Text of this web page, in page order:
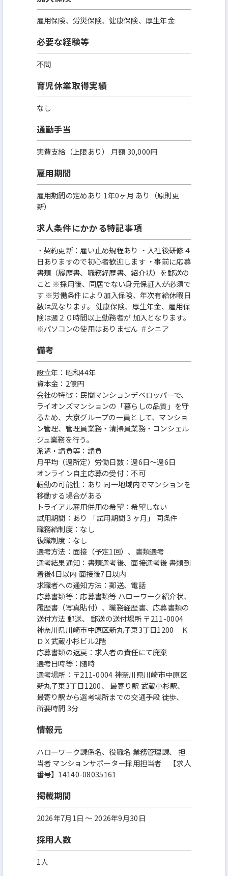
雇用保険、労災保険、健康保険、厚生年金
必要な経験等
不問
育児休業取得実績
なし
通勤手当
実費支給（上限あり） 月額 30,000円
雇用期間
雇用期間の定めあり 1年0ヶ月 あり（原則更
新）
求人条件にかかる特記事項
・契約更新：雇い止め規程あり ・入社後研修４
日ありますので初心者歓迎します ・事前に応募
書類（履歴書、職務経歴書、紹介状）を郵送の
こと ※採用後、同居でない身元保証人が必須で
す ※労働条件により加入保険、年次有給休暇日
数は異なります。 健康保険、厚生年金、雇用保
険は週２０時間以上勤務者が 加入となります。
※パソコンの使用はありません ＃シニア
備考
設立年：昭和44年
資本金：2億円
会社の特徴：民間マンションデベロッパーで、
ライオンズマンションの「暮らしの品質」を守
るため、大京グループの一員として、マンショ
ン管理、管理員業務・清掃員業務・コンシェル
ジュ業務を行う。
派遣・請負等：請負
月平均（週所定）労働日数：週6日～週6日
オンライン自主応募の受付：不可
転勤の可能性：あり 同一地域内でマンションを
移動する場合がある
トライアル雇用併用の希望：希望しない
試用期間：あり 「試用期間３ヶ月」 同条件
職務給制度：なし
復職制度：なし
選考方法：面接（予定1回）、書類選考
選考結果通知：書類選考後、面接選考後 書類到
着後4日以内 面接後7日以内
求職者への通知方法：郵送、電話
応募書類等：応募書類等 ハローワーク紹介状、
履歴書（写真貼付）、職務経歴書、応募書類の
送付方法 郵送、 郵送の送付場所 〒211-0004
神奈川県川崎市中原区新丸子東3丁目1200 Ｋ
ＤＸ武蔵小杉ビル2階
応募書類の返戻：求人者の責任にて廃棄
選考日時等：随時
選考場所：〒211-0004 神奈川県川崎市中原区
新丸子東3丁目1200、 最寄り駅 武蔵小杉駅、
最寄り駅から選考場所までの交通手段 徒歩、
所要時間 3分
情報元
ハローワーク課係名、役職名 業務管理課、 担
当者 マンションサポーター採用担当者 【求人
番号】14140-08035161
掲載期間
2026年7月1日 〜 2026年9月30日
採用人数
1人